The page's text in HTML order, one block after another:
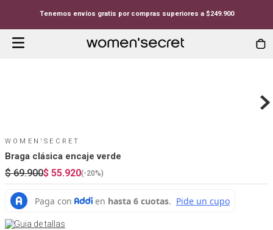
Tenemos envíos gratis por compras superiores a $249.900
WOMEN'SECRET
Braga clásica encaje verde
$ 69.900$ 55.920(-20%)
Guia de tallas